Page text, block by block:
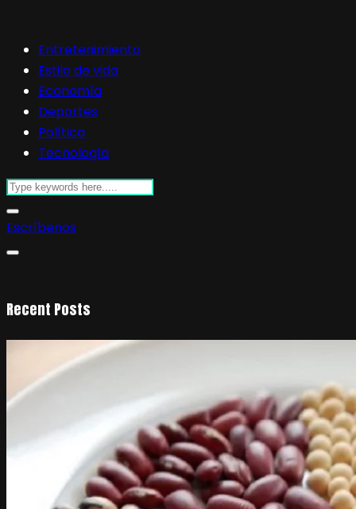
Entretenimiento
Estilo de vida
Economía
Deportes
Política
Tecnología
Escríbenos
Recent Posts